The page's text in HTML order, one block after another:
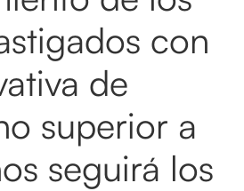
con
de
superior a
seguirá los